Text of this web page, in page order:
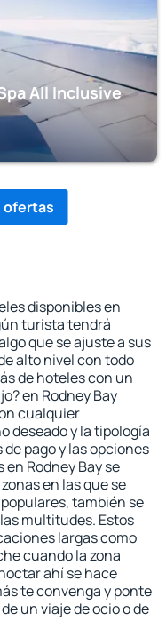
All Inclusive
ofertas
disponibles en
turista tendrá
que se ajuste a sus
alto nivel con todo
de hoteles con un
en Rodney Bay
cualquier
deseado y la tipología
pago y las opciones
Rodney Bay se
en las que se
también se
multitudes. Estos
largas como
cuando la zona
ahí se hace
te convenga y ponte
un viaje de ocio o de